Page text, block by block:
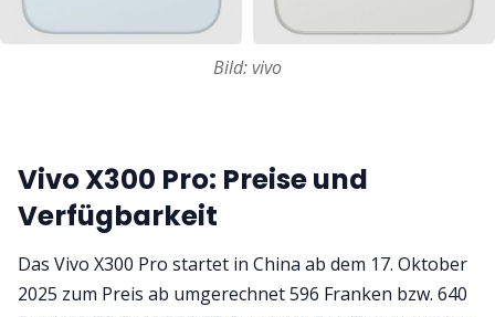
Bild: vivo
Vivo X300 Pro: Preise und
Verfügbarkeit
Das Vivo X300 Pro startet in China ab dem 17. Oktober
2025 zum Preis ab umgerechnet 596 Franken bzw. 640